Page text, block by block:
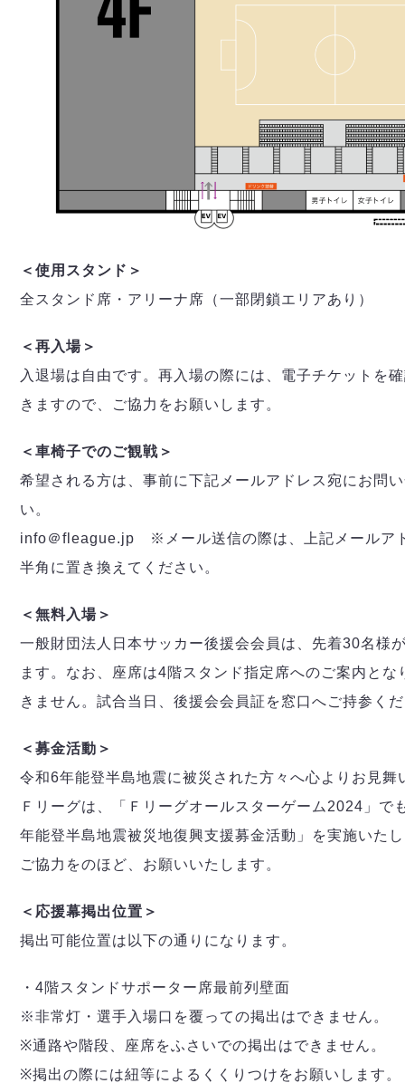
＜使用スタンド＞
全スタンド席・アリーナ席（一部閉鎖エリアあり）
＜再入場＞
入退場は自由です。再入場の際には、電子チケットを
きますので、ご協力をお願いします。
＜車椅子でのご観戦＞
希望される方は、事前に下記メールアドレス宛にお問
い。
info＠fleague.jp ※メール送信の際は、上記メールア
半角に置き換えてください。
＜無料入場＞
一般財団法人日本サッカー後援会会員は、先着30名様
ます。なお、座席は4階スタンド指定席へのご案内とな
きません。試合当日、後援会会員証を窓口へご持参く
＜募金活動＞
令和6年能登半島地震に被災された方々へ心よりお見舞
Ｆリーグは、「
Ｆリーグオールスターゲーム2024」で
年能登半島地震被災地復興支援募金活動」を実施いた
ご協力をのほど、お願いいたします。
＜応援幕掲出位置＞
掲出可能位置は以下の通りになります。
・4階スタンドサポーター席最前列壁面
※非常灯・選手入場口を覆っての掲出はできません。
※通路や階段、座席をふさいでの掲出はできません。
※掲出の際には紐等によるくくりつけをお願いします。